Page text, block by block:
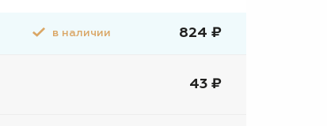
в наличии 824 ₽
43 ₽